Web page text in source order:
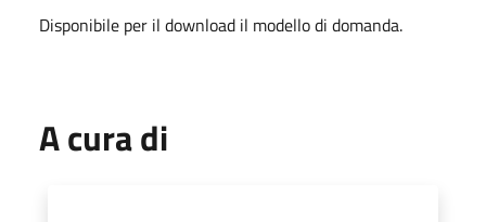
Disponibile per il download il modello di domanda.
A cura di